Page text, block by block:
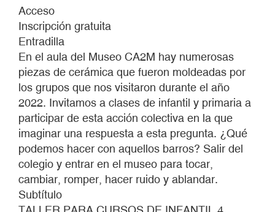
AQUELLOS
BARROS
2023
Acceso
Inscripción gratuita
Entradilla
En el aula del Museo CA2M hay numerosas
piezas de cerámica que fueron moldeadas por
los grupos que nos visitaron durante el año
2022. Invitamos a clases de infantil y primaria a
participar de esta acción colectiva en la que
imaginar una respuesta a esta pregunta. ¿Qué
podemos hacer con aquellos barros? Salir del
colegio y entrar en el museo para tocar,
cambiar, romper, hacer ruido y ablandar.
Subtítulo